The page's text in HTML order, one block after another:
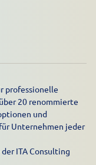
professionelle
20 renommierte
und
Unternehmen jeder
ITA Consulting